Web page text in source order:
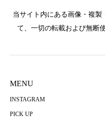
当サイト内にある画像・複
て、一切の転載および無断
MENU
INSTAGRAM
PICK UP